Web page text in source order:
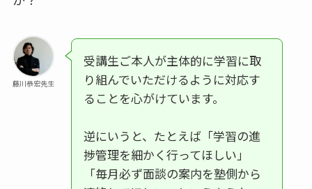
藤川恭宏先生
受講生ご本人が主体的に学習に取
り組んでいただけるように対応す
ることを心がけています。
逆にいうと、たとえば「学習の進
捗管理を細かく行ってほしい」
「毎月必ず面談の案内を塾側から